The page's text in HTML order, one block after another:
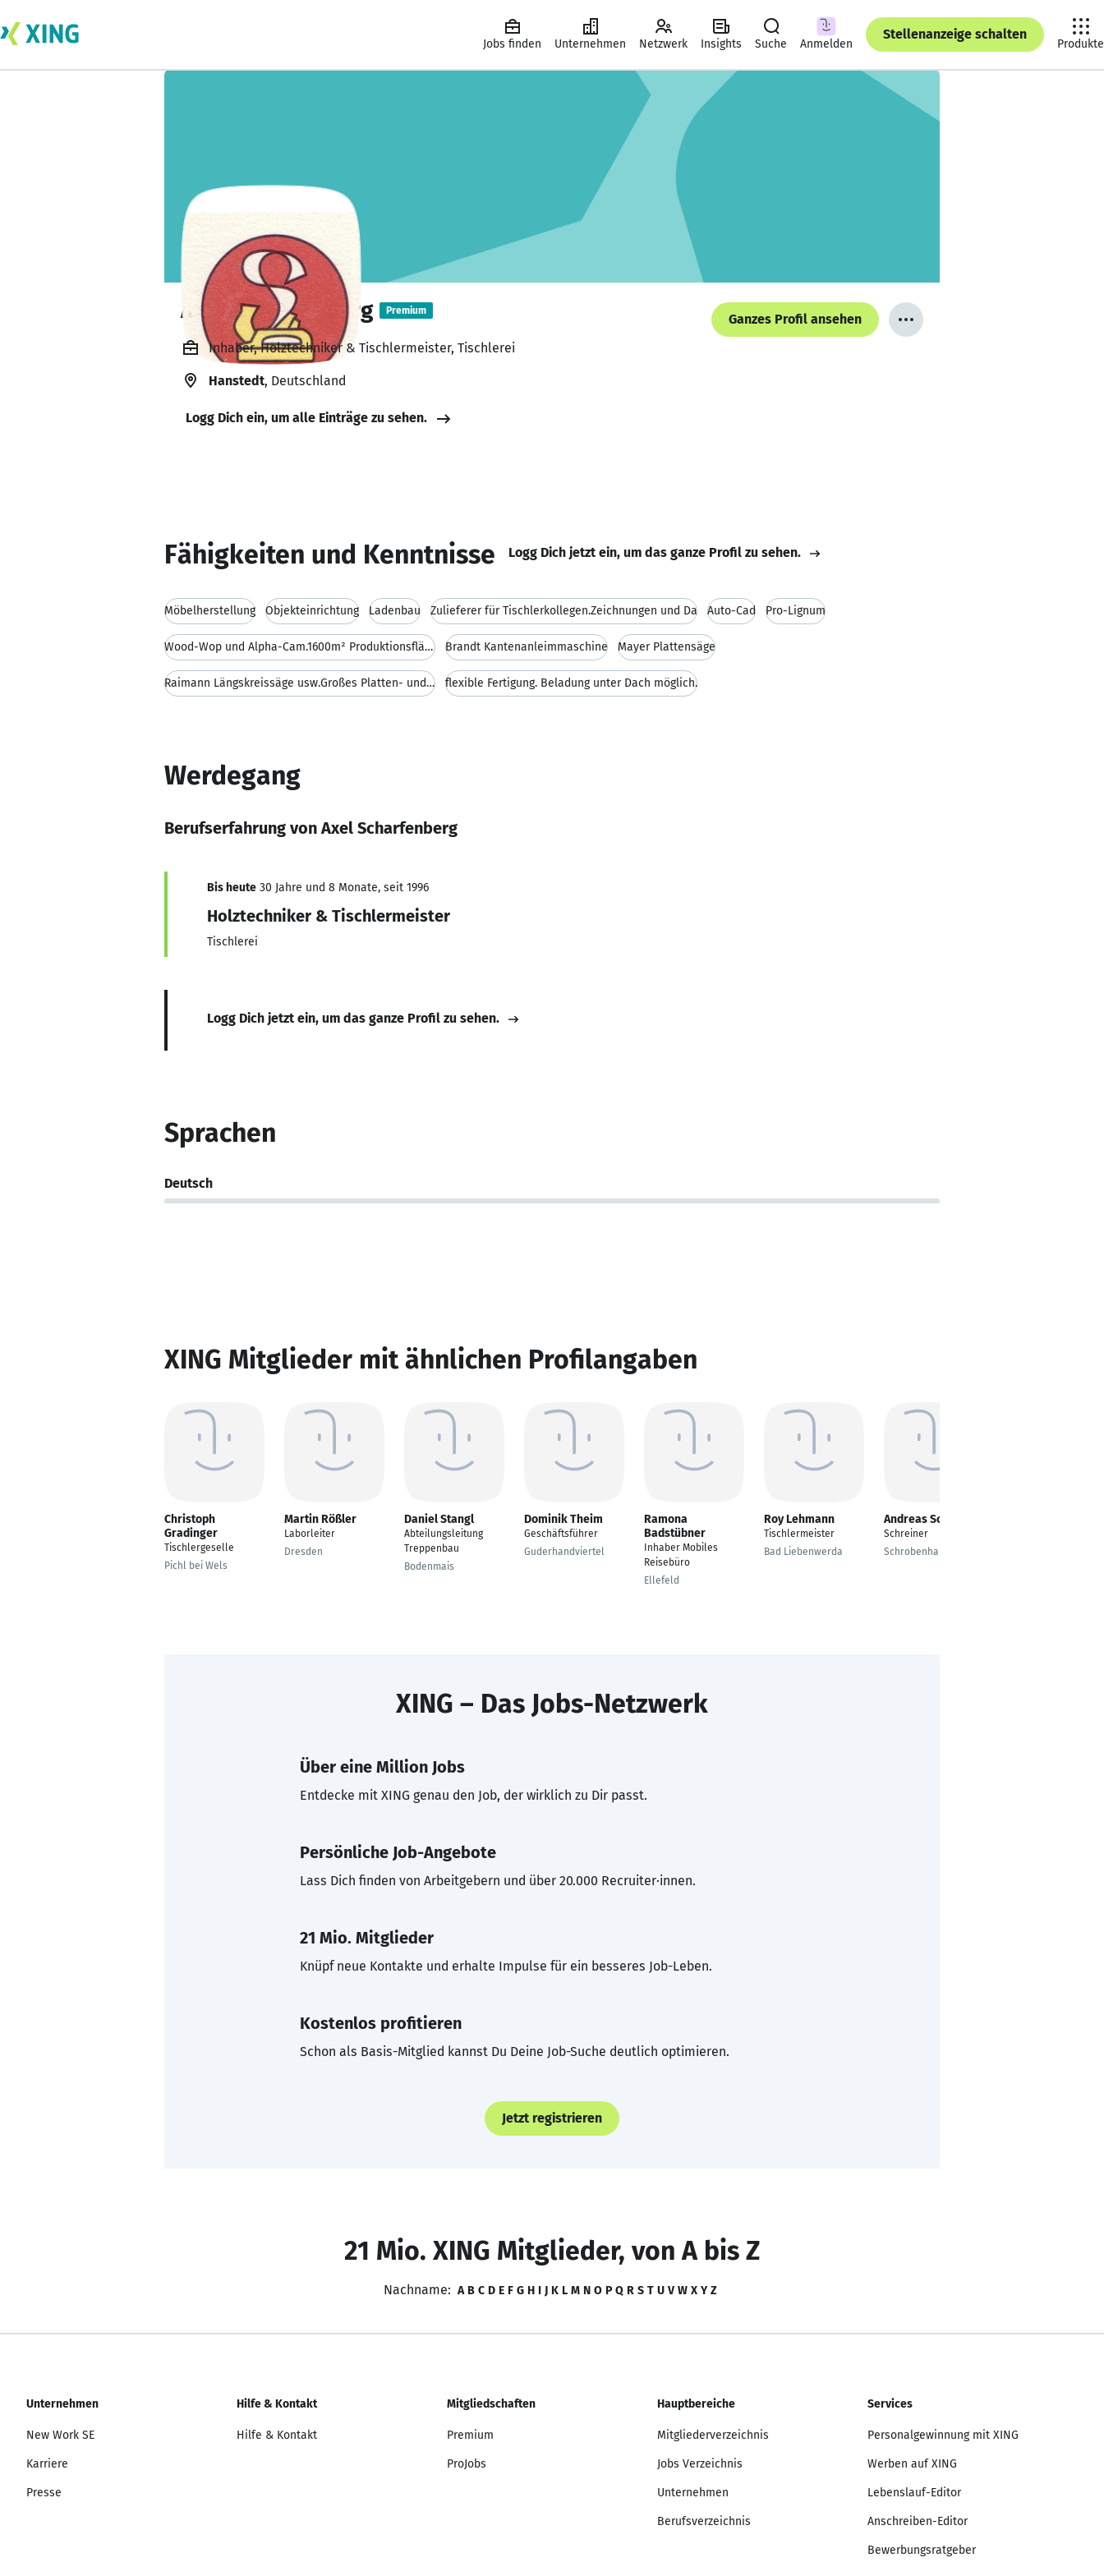
Jobs finden Unternehmen Netzwerk Insights Suche Anmelden
Stellenanzeige schalten
Produkte
Axel Scharfenberg Premium
Ganzes Profil ansehen
Inhaber, Holztechniker & Tischlermeister, Tischlerei
Hanstedt, Deutschland
Logg Dich ein, um alle Einträge zu sehen.
Fähigkeiten und Kenntnisse Logg Dich jetzt ein, um das ganze Profil zu sehen.
Möbelherstellung Objekteinrichtung Ladenbau Zulieferer für Tischlerkollegen.Zeichnungen und Da Auto-Cad Pro-Lignum
Wood-Wop und Alpha-Cam.1600m² Produktionsfläche mi Brandt Kantenanleimmaschine Mayer Plattensäge
Raimann Längskreissäge usw.Großes Platten- und Mas flexible Fertigung. Beladung unter Dach möglich.
Werdegang
Berufserfahrung von Axel Scharfenberg
Bis heute 30 Jahre und 8 Monate, seit 1996
Holztechniker & Tischlermeister
Tischlerei
Logg Dich jetzt ein, um das ganze Profil zu sehen.
Sprachen
Deutsch
XING Mitglieder mit ähnlichen Profilangaben
Christoph
Gradinger
Tischlergeselle
Pichl bei Wels
Martin Rößler
Laborleiter
Dresden
Daniel Stangl
Abteilungsleitung
Treppenbau
Bodenmais
Dominik Theim
Geschäftsführer
Guderhandviertel
Ramona
Badstübner
Inhaber Mobiles
Reisebüro
Ellefeld
Roy Lehmann
Tischlermeister
Bad Liebenwerda
Andreas Schilcher
Schreiner
Schrobenhausen
XING – Das Jobs-Netzwerk
Über eine Million Jobs
Entdecke mit XING genau den Job, der wirklich zu Dir passt.
Persönliche Job-Angebote
Lass Dich finden von Arbeitgebern und über 20.000 Recruiter·innen.
21 Mio. Mitglieder
Knüpf neue Kontakte und erhalte Impulse für ein besseres Job-Leben.
Kostenlos profitieren
Schon als Basis-Mitglied kannst Du Deine Job-Suche deutlich optimieren.
Jetzt registrieren
21 Mio. XING Mitglieder, von A bis Z
Nachname: A B C D E F G H I J K L M N O P Q R S T U V W X Y Z
Unternehmen
New Work SE
Karriere
Presse
Hilfe & Kontakt
Hilfe & Kontakt
Mitgliedschaften
Premium
ProJobs
Hauptbereiche
Mitgliederverzeichnis
Jobs Verzeichnis
Unternehmen
Berufsverzeichnis
Services
Personalgewinnung mit XING
Werben auf XING
Lebenslauf-Editor
Anschreiben-Editor
Bewerbungsratgeber